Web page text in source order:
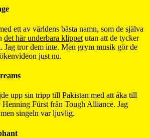
ett av världens bästa namn, som de själva
det här underbara klippet utan att de tycker
Jag tror dem inte. Men grym musik gör de
just nu.
upp sin tripp till Pakistan med att åka till
Fürst från Tough Alliance. Jag
singeln var ljuvlig.